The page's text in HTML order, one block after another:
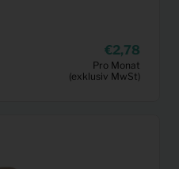
2,78
Pro Monat
(exklusiv MwSt)